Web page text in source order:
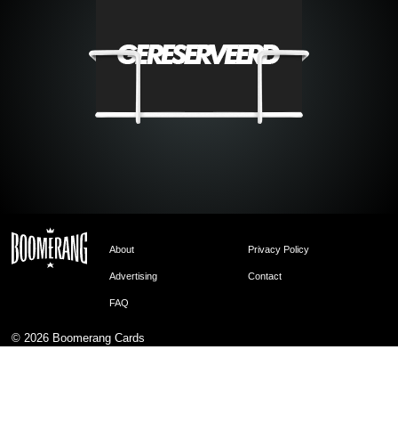
About Privacy Policy
Advertising Contact
FAQ
© 2026 Boomerang Cards